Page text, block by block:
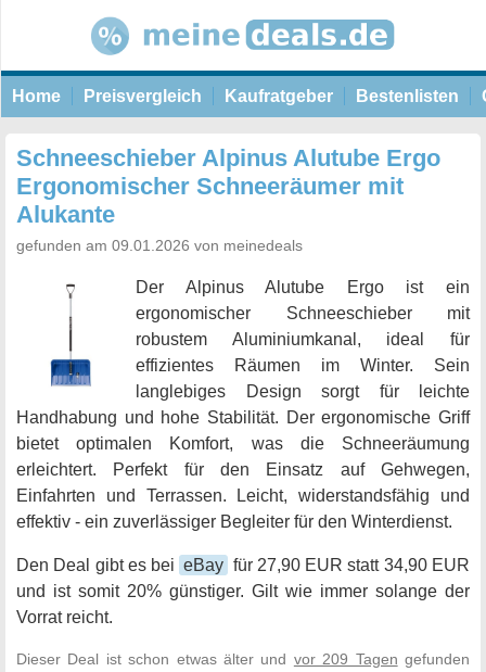
Home Preisvergleich Kaufratgeber Bestenlisten
Schneeschieber Alpinus Alutube Ergo
Ergonomischer Schneeräumer mit
Alukante
gefunden am 09.01.2026 von meinedeals
Der Alpinus Alutube Ergo ist ein
ergonomischer Schneeschieber mit
robustem Aluminiumkanal, ideal für
effizientes Räumen im Winter. Sein
langlebiges Design sorgt für leichte
Handhabung und hohe Stabilität. Der ergonomische Griff
bietet optimalen Komfort, was die Schneeräumung
erleichtert. Perfekt für den Einsatz auf Gehwegen,
Einfahrten und Terrassen. Leicht, widerstandsfähig und
effektiv - ein zuverlässiger Begleiter für den Winterdienst.
Den Deal gibt es bei eBay für 27,90 EUR statt 34,90 EUR
und ist somit 20% günstiger. Gilt wie immer solange der
Vorrat reicht.
Dieser Deal ist schon etwas älter und vor 209 Tagen gefunden